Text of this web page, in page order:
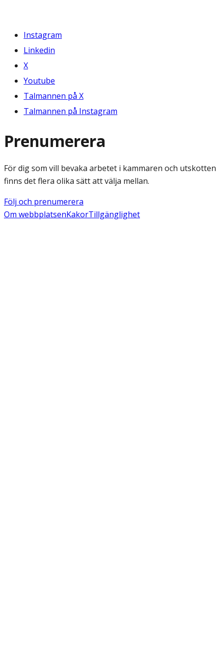
Instagram
Linkedin
X
Youtube
Talmannen på X
Talmannen på Instagram
Prenumerera
För dig som vill bevaka arbetet i kammaren och utskotten
finns det flera olika sätt att välja mellan.
Följ och prenumerera
Om webbplatsenKakorTillgänglighet